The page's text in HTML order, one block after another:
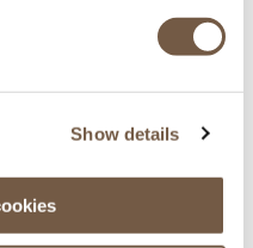
Show details
des Alpes
- Chambéry